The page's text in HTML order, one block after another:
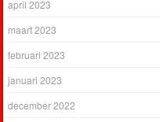
april 2023
maart 2023
februari 2023
januari 2023
december 2022